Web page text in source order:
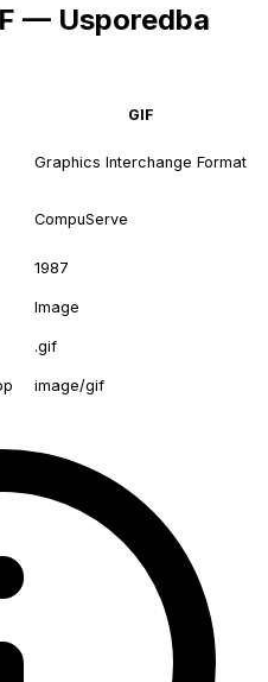
— Usporedba
GIF
Graphics Interchange Format
CompuServe
1987
Image
.gif
image/gif